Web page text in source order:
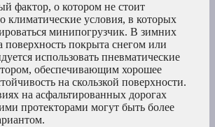
фактор, о котором не стоит
климатические условия, в которых
минипогрузчик. В зимних
поверхность покрыта снегом или
использовать пневматические
обеспечивающим хорошее
на скользкой поверхности.
на асфальтированных дорогах
протекторами могут быть более